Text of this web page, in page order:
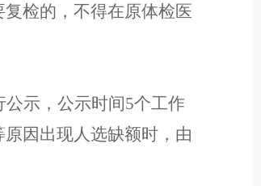
复检的，不得在原体检医
公示，公示时间5个工作
因出现人选缺额时，由